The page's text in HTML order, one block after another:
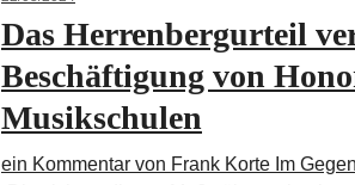
Das Herrenbergurteil
Beschäftigung von
Musikschulen
ein Kommentar von Frank Korte Im